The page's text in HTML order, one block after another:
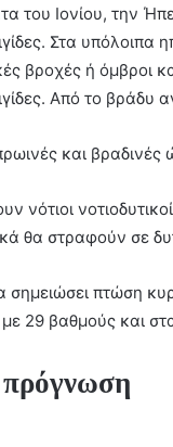
του Ιονίου, την
Στα υπόλοιπα
βροχές ή όμβροι
Από το βράδυ
και βραδινές
νότιοι
θα στραφούν σε
πτώση
29 βαθμούς και